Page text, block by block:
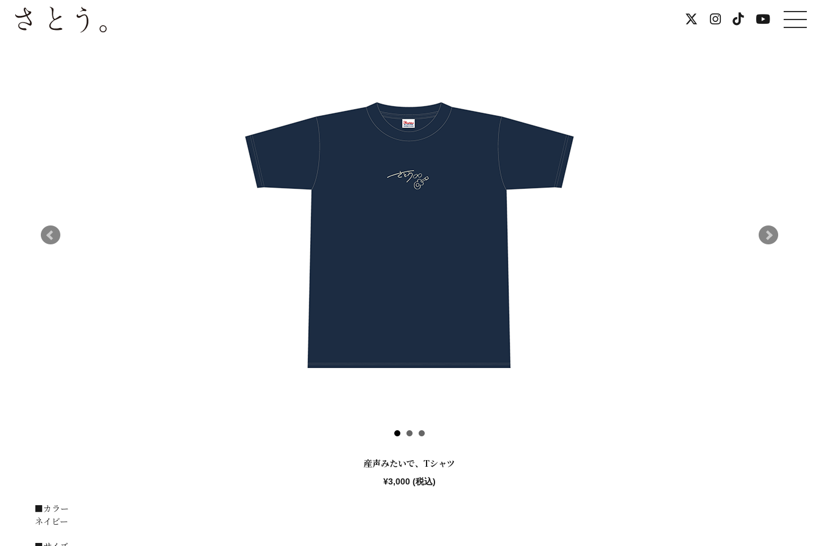
産声みたいで、Tシャツ
¥3,000 (税込)
■カラー
ネイビー